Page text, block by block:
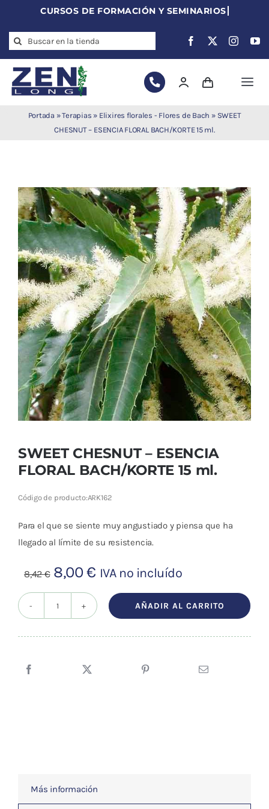
content
Search
for:
Auriculoterapia
Auriculomedicina
Electroacupuntura
Laserpuntura
Cromoterapia
Fisioterapia
y masaje
Magnetoterapia
Terapias
Material de
Portada »Terapias » Elixires florales - Flores de Bach » SWEET
CHESNUT – ESENCIA FLORAL BACH/KORTE 15 ml.
SWEET CHESNUT – ESENCIA
FLORAL BACH/KORTE 15 ml.
Código de producto:ARK162
Para el que se siente muy angustiado y piensa que ha
llegado al límite de su resistencia.
8,42€ El
precio
original
8,00€El
precio
actual
IVA no incluído
ESENCIA
AÑADIR AL CARRITO
Más información